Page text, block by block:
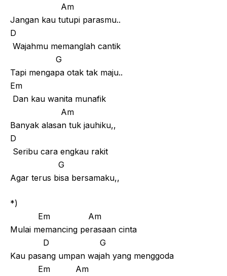
Am
Jangan kau tutupi parasmu..
D
Wajahmu memanglah cantik
G
Tapi mengapa otak tak maju..
Em
Dan kau wanita munafik
Am
Banyak alasan tuk jauhiku,,
D
Seribu cara engkau rakit
G
Agar terus bisa bersamaku,,
*)
Em Am
Mulai memancing perasaan cinta
D G
Kau pasang umpan wajah yang menggoda
Em Am